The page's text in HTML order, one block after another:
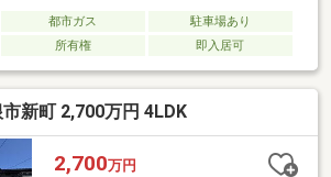
都市ガス
駐車場あり
所有権 即入居可
新町 2,700万円 4LDK
2,700万円